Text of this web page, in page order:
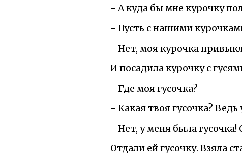
- А куда бы мне курочку
- Пусть с нашими
- Нет, моя курочка
И посадила курочку с
- Где моя гусочка?
- Какая твоя гусочка?
- Нет, у меня была гусочка!
Отдали ей гусочку. Взяла